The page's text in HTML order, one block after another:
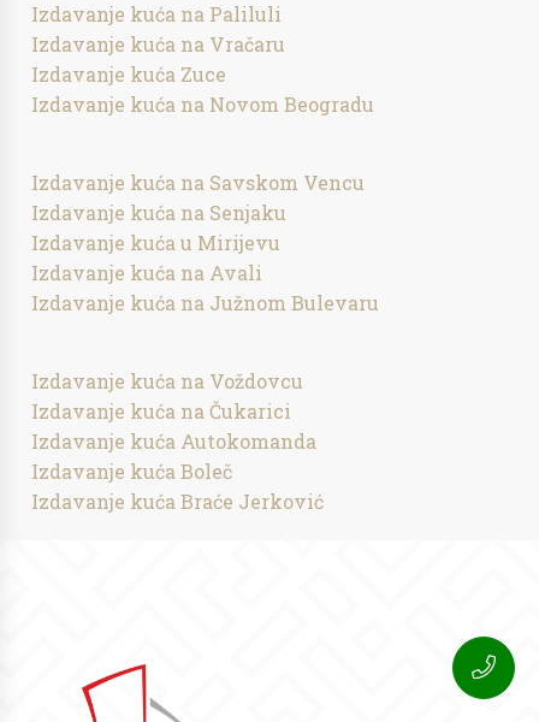
Izdavanje kuća na Paliluli
Izdavanje kuća na Vračaru
Izdavanje kuća Zuce
Izdavanje kuća na Novom Beogradu
Izdavanje kuća na Savskom Vencu
Izdavanje kuća na Senjaku
Izdavanje kuća u Mirijevu
Izdavanje kuća na Avali
Izdavanje kuća na Južnom Bulevaru
Izdavanje kuća na Voždovcu
Izdavanje kuća na Čukarici
Izdavanje kuća Autokomanda
Izdavanje kuća Boleč
Izdavanje kuća Braće Jerković